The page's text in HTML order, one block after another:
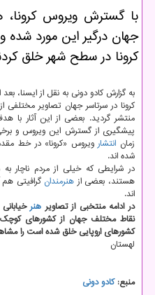
با گسترش ویروس كرونا،
جهان درگیر این مورد شده
كرونا در سطح شهر خلق
به گزارش کادو دونی به نقل از
کرونا در سرتاسر جهان تصاویر
منتشر گردید. بعضی از این آثار با
پیشگیری از گسترش این ویروس و برخی
زمان انتشارویروس «کرونا» در خط
شده اند.
در شرایطی که خیلی از مردم ناچار
هستند، بعضی ازهنرمندان گرافیتی
اند.
در ادامه منتخبی از تصاویر هنر
نقاط مختلف جهان از کشورهای کوچک
کشورهای اروپایی خلق شده است را
لهستان
منبع:كادو دونی